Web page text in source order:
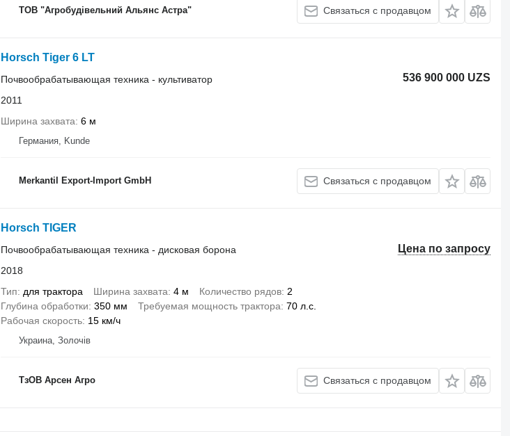
ТОВ "Агробудівельний Альянс Астра" Связаться с продавцом
Horsch Tiger 6 LT
536 900 000 UZS
Почвообрабатывающая техника - культиватор
2011
Ширина захвата 6 м
Германия, Kunde
Merkantil Export-Import GmbH Связаться с продавцом
Horsch TIGER
Цена по запросу
Почвообрабатывающая техника - дисковая борона
2018
Тип
для трактора Ширина захвата 4 м Количество рядов 2
Глубина обработки 350 мм Требуемая мощность трактора 70 л.с.
Рабочая скорость 15 км/ч
Украина, Золочів
ТзОВ Арсен Агро Связаться с продавцом